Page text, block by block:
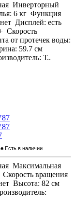
Инверторный
6 кг Функция
Дисплей: есть
Скорость
от протечек воды:
59.7 см
Т..
Есть в наличии
Максимальная
вращения
Высота: 82 см